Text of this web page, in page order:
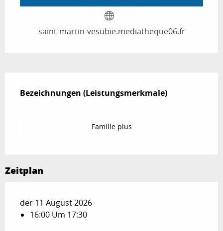
saint-martin-vesubie.mediatheque06.fr
Bezeichnungen (Leistungsmerkmale)
Bezeichnungen (Leistungsmerkmale)
Famille plus
Zeitplan
der 11 August 2026
16:00 Um 17:30